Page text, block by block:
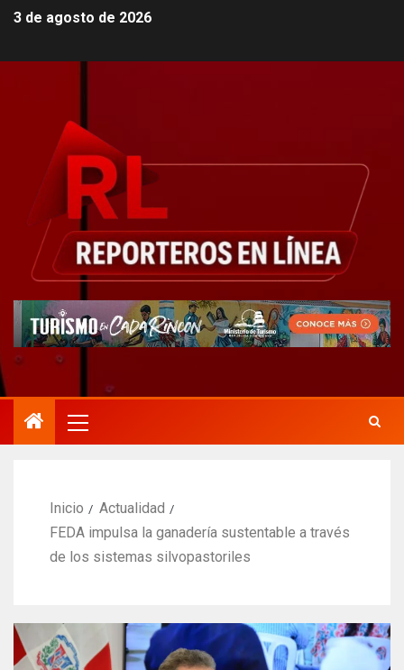
3 de agosto de 2026
Inicio
Actualidad
FEDA impulsa la ganadería sustentable a través
de los sistemas silvopastoriles